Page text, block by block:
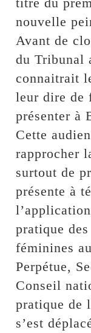
nouvelle
Avant de
du Tribunal
connaitrait
leur dire de
présenter à
Cette
rapprocher
surtout de
présente à
pratique
féminines
Perpétue,
Conseil
pratique de
s’est